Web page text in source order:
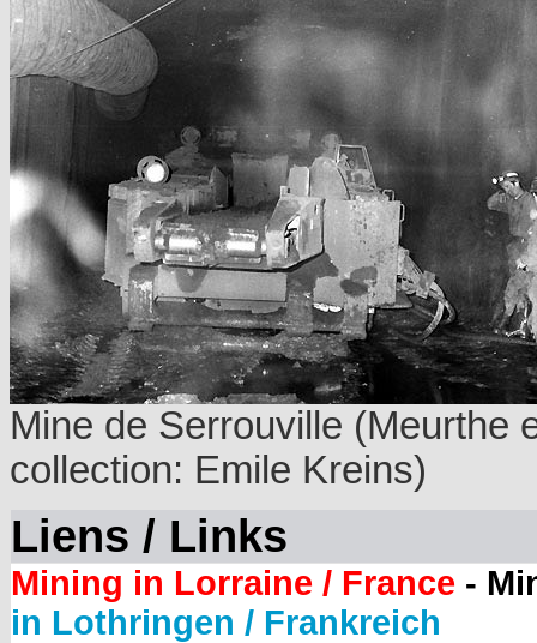
Mine de Serrouville (Meurthe
collection: Emile Kreins)
Liens / Links
Mining in Lorraine / France -
in Lothringen / Frankreich